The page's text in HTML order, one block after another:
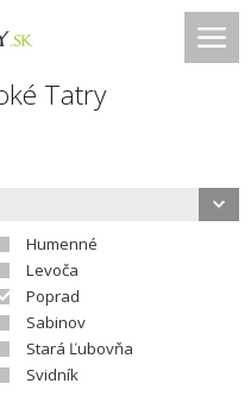
Tatry
Humenné
Levoča
Poprad
Sabinov
Stará Ľubovňa
Svidník